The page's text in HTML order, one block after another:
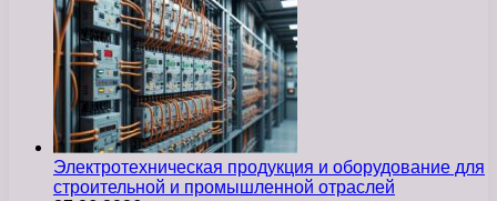
Электротехническая продукция и оборудование для
строительной и промышленной отраслей